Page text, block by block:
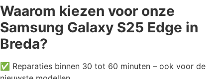
Waarom kiezen voor onze
Samsung Galaxy S25 Edge in
Breda?
✅ Reparaties binnen 30 tot 60 minuten – ook voor de